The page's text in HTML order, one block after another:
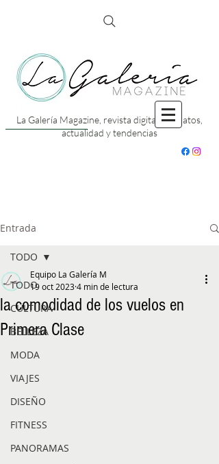
La Galería Magazine, revista digital con datos,
actualidad y tendencias
Entrada
TODO
CULTURA
BELLEZA
MODA
VIAJES
DISEÑO
FITNESS
PANORAMAS
TODO
la comodidad de los vuelos en
Primera Clase
Equipo La Galería M
19 oct 20234 min de lectura